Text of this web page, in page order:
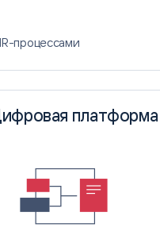
процессами
платформа